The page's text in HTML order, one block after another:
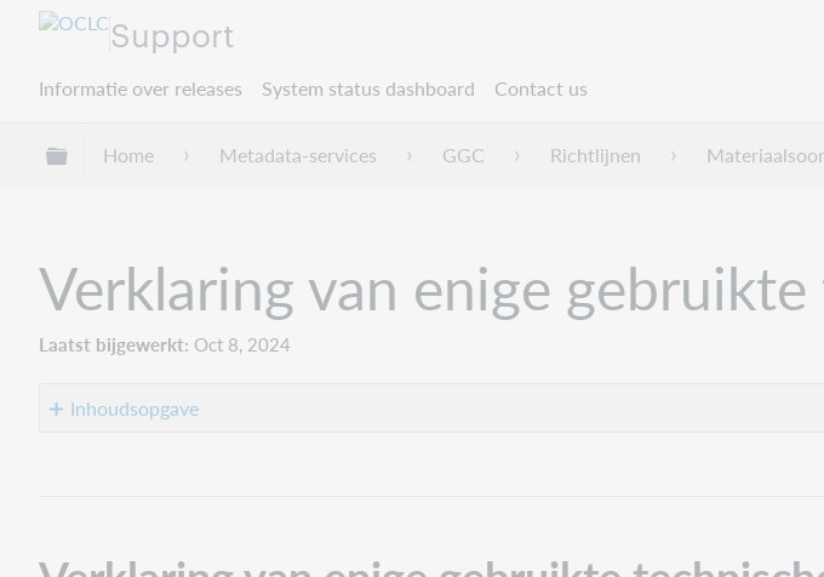
Support
Informatie over releases System status dashboard Contact us
Mondiale hiërarchie uitvouwen / samenvouwen
Home Metadata-services GGC Richtlijnen
Verklaring van enige
Laatst bijgewerkt Oct 8, 2024
Inhoudsopgave
technische